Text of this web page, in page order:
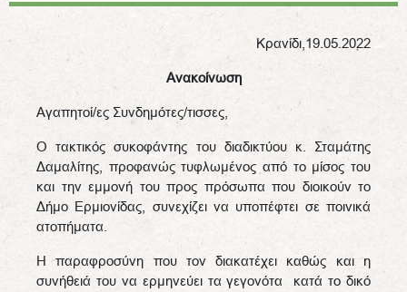
Κρανίδι,19.05.2022
Ανακοίνωση
Αγαπητοί/ες Συνδημότες/τισσες,
Ο τακτικός συκοφάντης του διαδικτύου κ. Σταμάτης
Δαμαλίτης, προφανώς τυφλωμένος από το μίσος του
και την εμμονή του προς πρόσωπα που διοικούν το
Δήμο Ερμιονίδας, συνεχίζει να υποπέφτει σε ποινικά
ατοπήματα.
Η παραφροσύνη που τον διακατέχει καθώς και η
συνήθειά του να ερμηνεύει τα γεγονότα κατά το δικό